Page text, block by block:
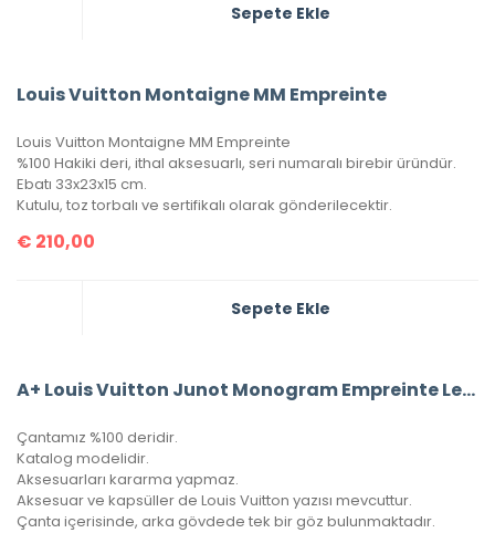
Sepete Ekle
Louis Vuitton Montaigne MM Empreinte
Louis Vuitton Montaigne MM Empreinte
%100 Hakiki deri, ithal aksesuarlı, seri numaralı birebir üründür.
Ebatı 33x23x15 cm.
Kutulu, toz torbalı ve sertifikalı olarak gönderilecektir.
€ 210,00
Sepete Ekle
A+ Louis Vuitton Junot Monogram Empreinte Leather (Siyah)
Çantamız %100 deridir.
Katalog modelidir.
Aksesuarları kararma yapmaz.
Aksesuar ve kapsüller de Louis Vuitton yazısı mevcuttur.
Çanta içerisinde, arka gövdede tek bir göz bulunmaktadır.